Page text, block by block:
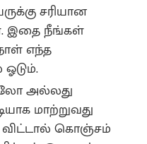
சரியான
இதை நீங்கள்
எந்த
அல்லது
மாற்றுவது
விட்டால் கொஞ்சம்